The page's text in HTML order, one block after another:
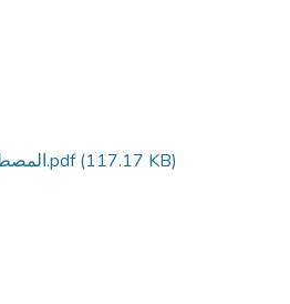
المصطلح القرآني والثقافة الوافدة.pdf(117.17 KB)